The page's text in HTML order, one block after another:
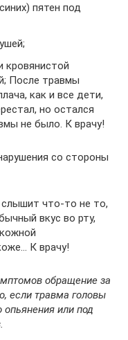
пятен под
кровянистой
После травмы
как и все дети,
но остался
не было. К врачу!
со стороны
что-то не то,
вкус во рту,
К врачу!
обращение за
если травма головы
опьянения или под